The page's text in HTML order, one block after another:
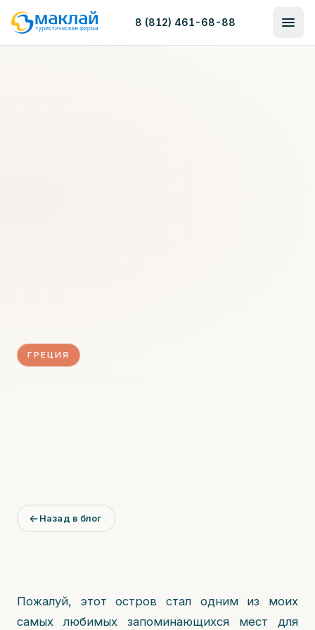
8 (812) 461-68-88
ГРЕЦИЯ
Назад в блог
Пожалуй, этот остров стал одним из моих
самых любимых запоминающихся мест для